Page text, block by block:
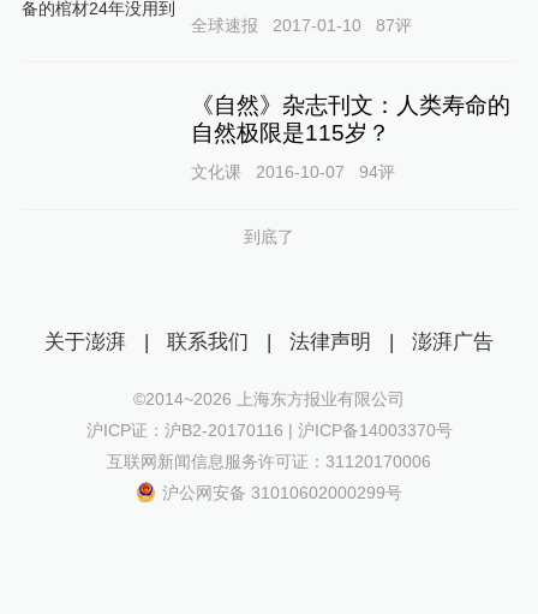
全球速报 2017-01-10 87评
《自然》杂志刊文：人类寿命的
自然极限是115岁？
文化课 2016-10-07 94评
到底了
关于澎湃 | 联系我们 | 法律声明 | 澎湃广告
©2014~2026 上海东方报业有限公司
沪ICP证：沪B2-20170116 | 沪ICP备14003370号
互联网新闻信息服务许可证：31120170006
沪公网安备 31010602000299号